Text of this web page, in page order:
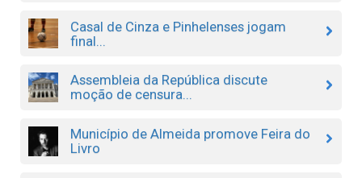
Casal de Cinza e Pinhelenses jogam
final...
Assembleia da República discute
moção de censura...
Município de Almeida promove Feira do
Livro